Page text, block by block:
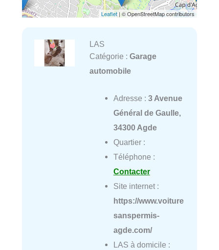
Leaflet | © OpenStreetMap contributors
LAS
Catégorie : Garage
automobile
Adresse : 3 Avenue
Général de Gaulle,
34300 Agde
Quartier :
Téléphone :
Contacter
Site internet :
https://www.voiture
sanspermis-
agde.com/
LAS à domicile :